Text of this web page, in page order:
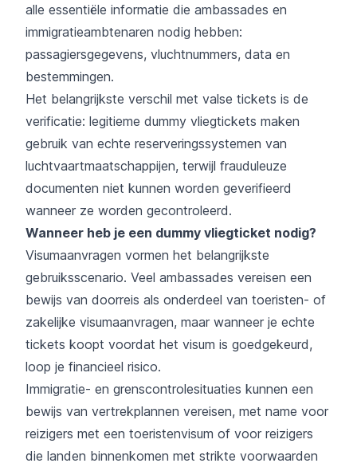
alle essentiële informatie die ambassades en
immigratieambtenaren nodig hebben:
passagiersgegevens, vluchtnummers, data en
bestemmingen.
Het belangrijkste verschil met valse tickets is de
verificatie: legitieme dummy vliegtickets maken
gebruik van echte reserveringssystemen van
luchtvaartmaatschappijen, terwijl frauduleuze
documenten niet kunnen worden geverifieerd
wanneer ze worden gecontroleerd.
Wanneer heb je een dummy vliegticket nodig?
Visumaanvragen vormen het belangrijkste
gebruiksscenario. Veel ambassades vereisen een
bewijs van doorreis als onderdeel van toeristen- of
zakelijke visumaanvragen, maar wanneer je echte
tickets koopt voordat het visum is goedgekeurd,
loop je financieel risico.
Immigratie- en grenscontrolesituaties kunnen een
bewijs van vertrekplannen vereisen, met name voor
reizigers met een toeristenvisum of voor reizigers
die landen binnenkomen met strikte voorwaarden